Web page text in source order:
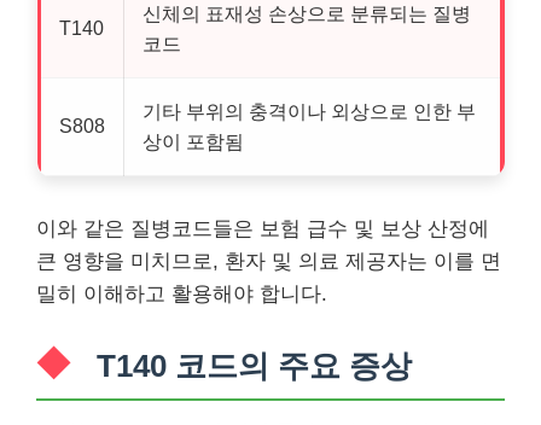
T140
신체의 표재성 손상으로 분류되는 질병
코드
S808
기타 부위의 충격이나 외상으로 인한 부
상이 포함됨
이와 같은 질병코드들은 보험 급수 및 보상 산정에
큰 영향을 미치므로, 환자 및 의료 제공자는 이를 면
밀히 이해하고 활용해야 합니다.
T140 코드의 주요 증상